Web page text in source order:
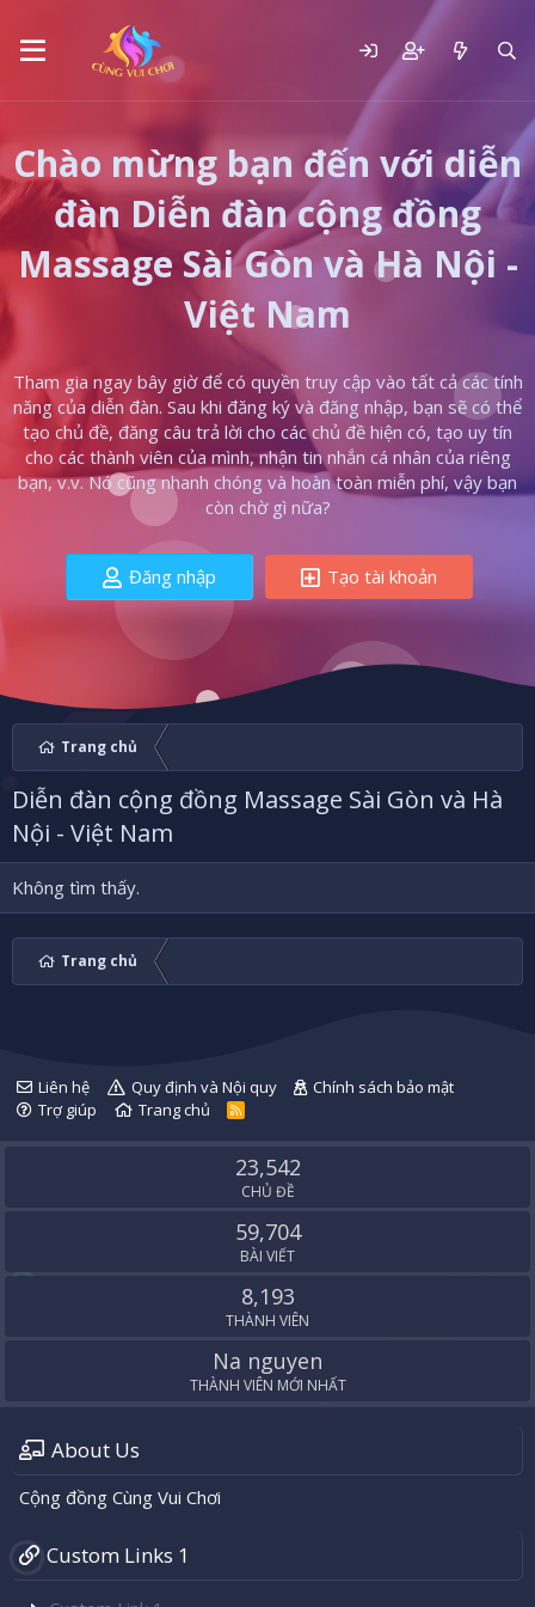
Chào mừng bạn đến với diễn
đàn Diễn đàn cộng đồng
Massage Sài Gòn và Hà Nội -
Việt Nam
Tham gia ngay bây giờ để có quyền truy cập vào tất cả các tính
năng của diễn đàn. Sau khi đăng ký và đăng nhập, bạn sẽ có thể
tạo chủ đề, đăng câu trả lời cho các chủ đề hiện có, tạo uy tín
cho các thành viên của mình, nhận tin nhắn cá nhân của riêng
bạn, v.v. Nó cũng nhanh chóng và hoàn toàn miễn phí, vậy bạn
còn chờ gì nữa?
Đăng nhập Tạo tài khoản
Trang chủ
Diễn đàn cộng đồng Massage Sài Gòn và Hà
Nội - Việt Nam
Không tìm thấy.
Trang chủ
Liên hệ Quy định và Nội quy
Chính sách bảo mật
Trợ giúp
Trang chủ
R
S
23,542
CHỦ ĐỀ
59,704
BÀI VIẾT
8,193
THÀNH VIÊN
Na nguyen
THÀNH VIÊN MỚI NHẤT
About Us
Cộng đồng Cùng Vui Chơi
Custom Links 1